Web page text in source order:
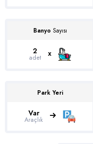
Üzümlü
Yalı
Plaja Yakın Villalar
Saunalı Villalar
Ultra Lüks Villalar
Banyo Sayısı
2
adet x
Park Yeri
Var
Araçlık